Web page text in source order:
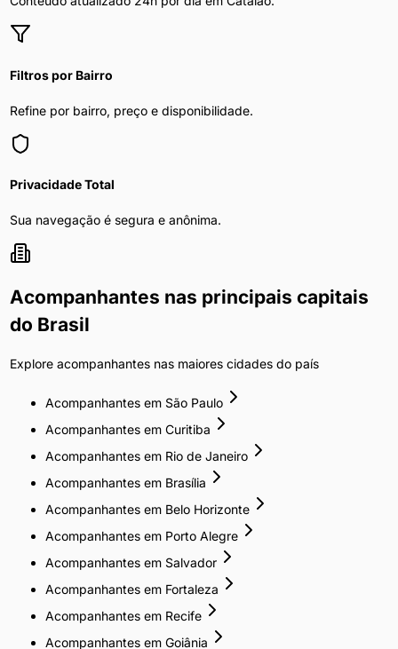
Filtros por Bairro
Refine por bairro, preço e disponibilidade.
Privacidade Total
Sua navegação é segura e anônima.
Acompanhantes nas principais capitais
do Brasil
Explore acompanhantesnas maiores cidades do país
Acompanhantesem São Paulo
Acompanhantesem Curitiba
Acompanhantesem Rio de Janeiro
Acompanhantesem Brasília
Acompanhantesem Belo Horizonte
Acompanhantesem Porto Alegre
Acompanhantesem Salvador
Acompanhantesem Fortaleza
Acompanhantesem Recife
Acompanhantesem Goiânia